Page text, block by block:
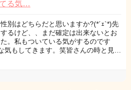
る気…
別はどちらだと思いますか?(*´ｪ`*)先
るけど、、まだ確定は出来ないとお
。私もついている気がするのです
気もしてきます。笑皆さんの時と見…